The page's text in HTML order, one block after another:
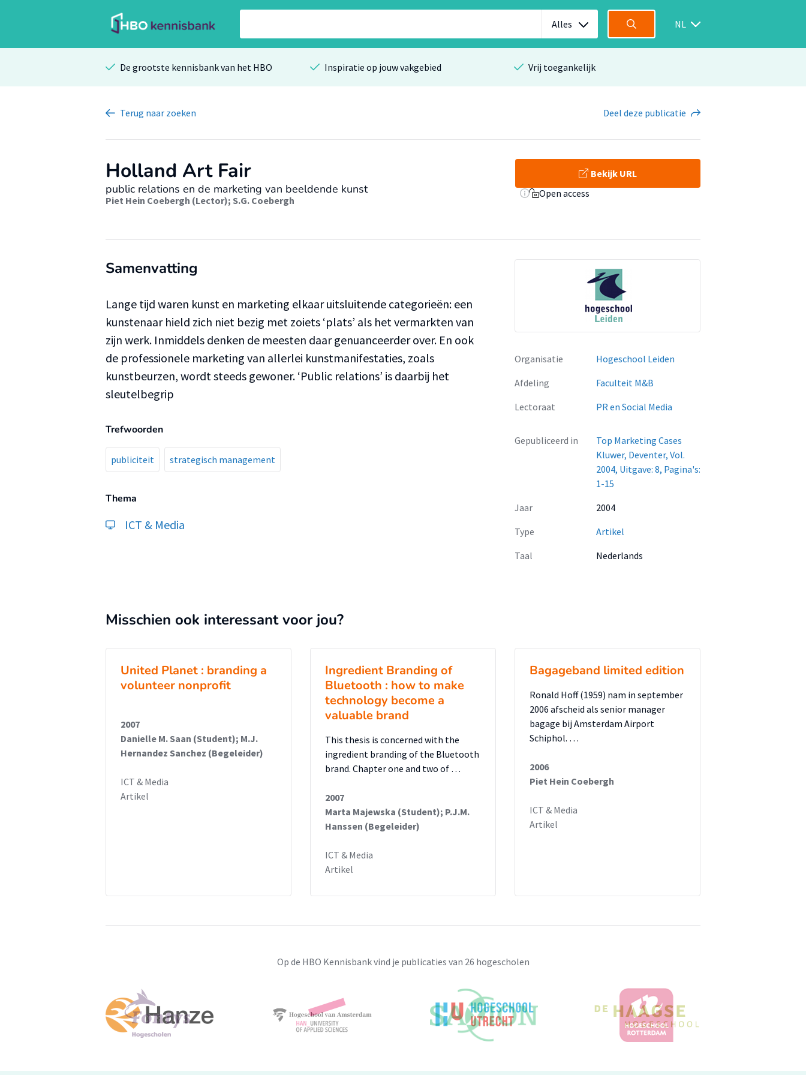
Alles NL
De grootste kennisbank van het HBO Inspiratie op jouw vakgebied Vrij toegankelijk
Terug naar zoeken Deel deze publicatie
Holland Art Fair
public relations en de marketing van beeldende kunst
Piet Hein Coebergh (Lector); S.G. Coebergh
Bekijk URL
Open access
Samenvatting
Lange tijd waren kunst en marketing elkaar uitsluitende categorieën: een
kunstenaar hield zich niet bezig met zoiets ‘plats’ als het vermarkten van
zijn werk. Inmiddels denken de meesten daar genuanceerder over. En ook
de professionele marketing van allerlei kunstmanifestaties, zoals
kunstbeurzen, wordt steeds gewoner. ‘Public relations’ is daarbij het
sleutelbegrip
Trefwoorden
publiciteit strategisch management
Thema
ICT & Media
Organisatie
Hogeschool Leiden
Afdeling
Faculteit M&B
Lectoraat
PR en Social Media
Gepubliceerd in
Top Marketing Cases
Kluwer, Deventer, Vol.
2004, Uitgave: 8, Pagina's:
1-15
Jaar
2004
Type
Artikel
Taal
Nederlands
Misschien ook interessant voor jou?
United Planet : branding a
volunteer nonprofit
2007
Danielle M. Saan (Student); M.J.
Hernandez Sanchez (Begeleider)
ICT & Media
Artikel
Ingredient Branding of
Bluetooth : how to make
technology become a
valuable brand
This thesis is concerned with the
ingredient branding of the Bluetooth
brand. Chapter one and two of …
2007
Marta Majewska (Student); P.J.M.
Hanssen (Begeleider)
ICT & Media
Artikel
Bagageband limited edition
Ronald Hoff (1959) nam in september
2006 afscheid als senior manager
bagage bij Amsterdam Airport
Schiphol. …
2006
Piet Hein Coebergh
ICT & Media
Artikel
Op de HBO Kennisbank vind je publicaties van 26 hogescholen